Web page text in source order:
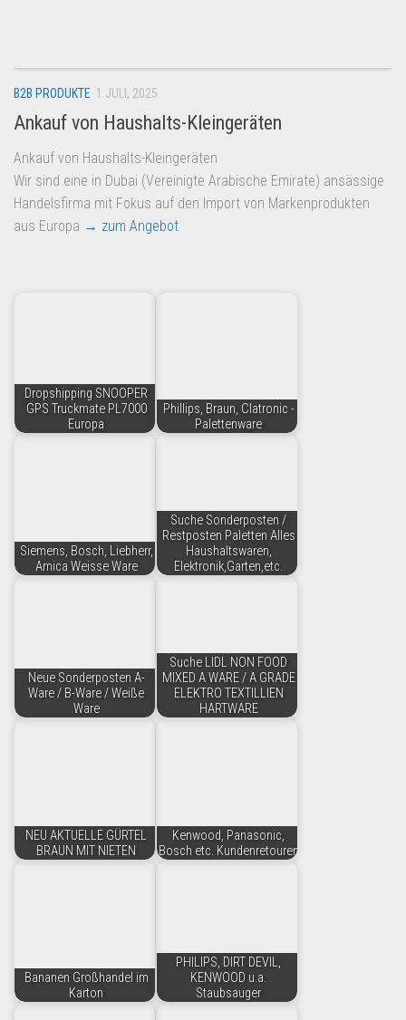
Amazon
Aldi
Lidl
Kostenlos verkaufen
Anmelden
B2B PRODUKTE 1 JULI, 2025
Ankauf von Haushalts-Kleingeräten
Ankauf von Haushalts-Kleingeräten
Wir sind eine in Dubai (Vereinigte Arabische Emirate) ansässige
Handelsfirma mit Fokus auf den Import von Markenprodukten
aus Europa → zum Angebot
Dropshipping SNOOPER
GPS Truckmate PL7000
Europa
Phillips, Braun, Clatronic -
Palettenware
Siemens, Bosch, Liebherr,
Amica Weisse Ware
Suche Sonderposten /
Restposten Paletten Alles
Haushaltswaren,
Elektronik,Garten,etc.
Neue Sonderposten A-
Ware / B-Ware / Weiße
Ware
Suche LIDL NON FOOD
MIXED A WARE / A GRADE
ELEKTRO TEXTILLIEN
HARTWARE
NEU AKTUELLE GÜRTEL
BRAUN MIT NIETEN
Kenwood, Panasonic,
Bosch etc. Kundenretouren
Bananen Großhandel im
Karton
PHILIPS, DIRT DEVIL,
KENWOOD u.a.
Staubsauger